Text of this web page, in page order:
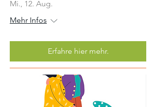
Mi., 12. Aug.
Mehr Infos
Erfahre hier mehr.